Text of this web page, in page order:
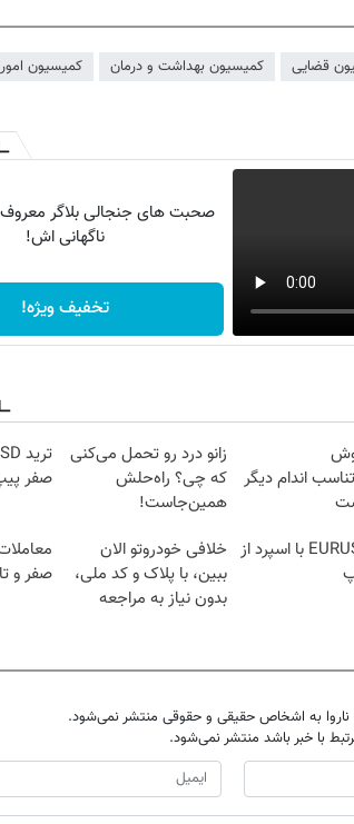
قضایی کمیسیون بهداشت و درمان کمیسیون
صحبت های جنجالی بلاگر معروف
ناگهانی اش!
تخفیف ویژه!
اندام دیگر
زانو درد رو تحمل می‌کنی
که چی؟ راه‌حلش
همین‌جاست!
صفر
ترید EURUSD با اسپرد از خلافی خودروتو الان
ببین، با پلاک و کد ملی،
بدون نیاز به مراجعه
صفر و تا ۵۰۰ دلار بونوس
به اشخاص حقیقی و حقوقی منتشر نمی‌شود.
با خبر باشد منتشر نمی‌شود.